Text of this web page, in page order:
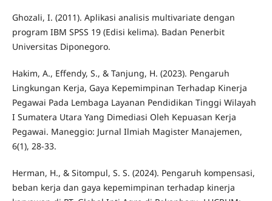
Ghozali, I. (2011). Aplikasi analisis multivariate dengan
program IBM SPSS 19 (Edisi kelima). Badan Penerbit
Universitas Diponegoro.
Hakim, A., Effendy, S., & Tanjung, H. (2023). Pengaruh
Lingkungan Kerja, Gaya Kepemimpinan Terhadap Kinerja
Pegawai Pada Lembaga Layanan Pendidikan Tinggi Wilayah
I Sumatera Utara Yang Dimediasi Oleh Kepuasan Kerja
Pegawai. Maneggio: Jurnal Ilmiah Magister Manajemen,
6(1), 28-33.
Herman, H., & Sitompul, S. S. (2024). Pengaruh kompensasi,
beban kerja dan gaya kepemimpinan terhadap kinerja